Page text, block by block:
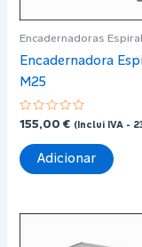
Encadernadoras Espiral
Encadernadora
M25
Avaliação
de
5
155,00€ (Inclui IVA -
Adicionar